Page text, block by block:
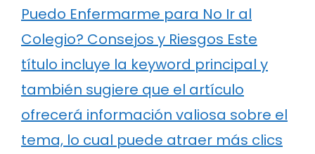
Puedo Enfermarme para No Ir al
Colegio? Consejos y Riesgos Este
título incluye la keyword principal y
también sugiere que el artículo
ofrecerá información valiosa sobre el
tema, lo cual puede atraer más clics